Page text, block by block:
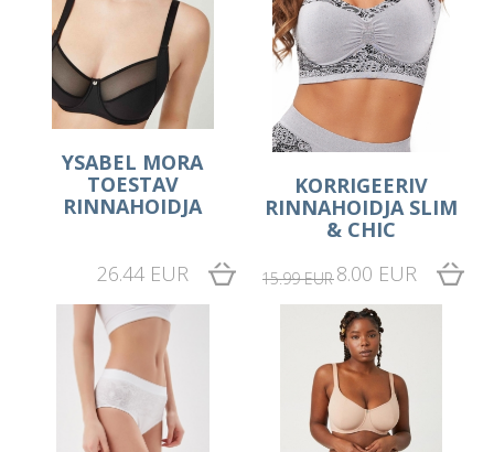
YSABEL MORA
TOESTAV
RINNAHOIDJA
26.44 EUR
KORRIGEERIV
RINNAHOIDJA SLIM
& CHIC
15.99 EUR8.00 EUR